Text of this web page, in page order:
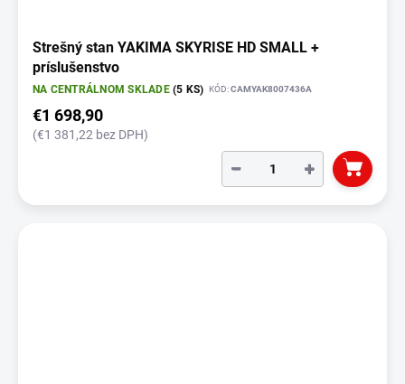
Strešný stan YAKIMA SKYRISE HD SMALL +
príslušenstvo
NA CENTRÁLNOM SKLADE(5 KS) KÓD:CAMYAK8007436A
€1 698,90
(€1 381,22 bez DPH)
+
−